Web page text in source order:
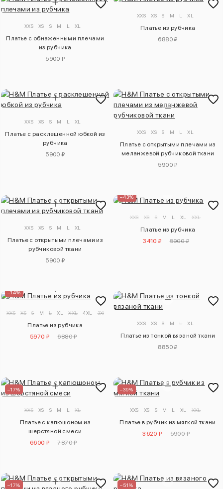
XXS XS S M L XL
Платье с обнаженными плечами
из рубчика
5900 ₽
XXS XS S M L XL
Платье из рубчика
6880 ₽
XXS XS S M L XL
Платье с расклешенной юбкой из
рубчика
5900 ₽
XXS XS S M L XL
Платье с открытыми плечами из
меланжевой рубчиковой ткани
5900 ₽
XXS XS S M L XL
Платье с открытыми плечами из
рубчиковой ткани
5900 ₽
–43%
XXS XS S M L XL XXL
Платье из рубчика
3410 ₽
5900 ₽
–14%
XXS XS S M L XL XXL 4XL 3XL
Платье из рубчика
5970 ₽
6880 ₽
XXS XS S M L XL
Платье из тонкой вязаной ткани
8850 ₽
–17%
XXS XS S M L XL
Платье с капюшоном из
шерстяной смеси
6600 ₽
7870 ₽
–39%
XXS XS S M L XL XXL
Платье в рубчик из мягкой ткани
3620 ₽
5900 ₽
–17% –51%